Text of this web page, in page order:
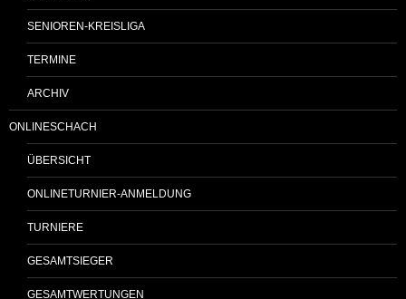
SENIOREN-KREISLIGA
TERMINE
ARCHIV
ONLINESCHACH
ÜBERSICHT
ONLINETURNIER-ANMELDUNG
TURNIERE
GESAMTSIEGER
GESAMTWERTUNGEN